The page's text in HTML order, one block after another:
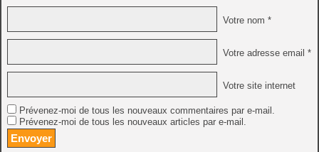
Votre nom *
Votre adresse email *
Votre site internet
Prévenez-moi de tous les nouveaux commentaires par e-mail.
Prévenez-moi de tous les nouveaux articles par e-mail.